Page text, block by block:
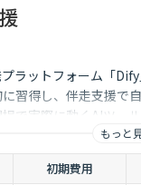
ラットフォーム「
習得し、伴走支援で
場で実際に動くAIツー
もっと
初期費用